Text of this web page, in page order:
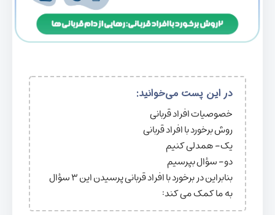
در این پست می‌خوانید:
خصوصیات افراد قربانی
روش برخورد با افراد قربانی
یک- همدلی کنیم
دو- سؤال بپرسیم
بنابراین در برخورد با افراد قربانی پرسیدن این ۳ سؤال
به ما کمک می کند: